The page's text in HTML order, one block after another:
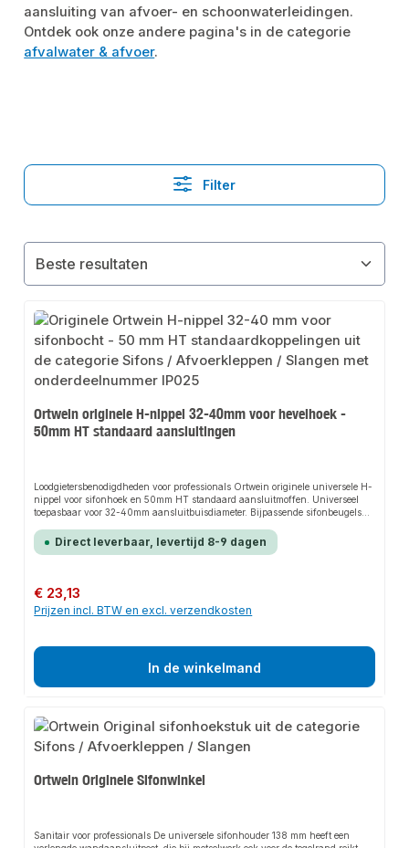
aansluiting van afvoer- en schoonwaterleidingen.
Ontdek ook onze andere pagina's in de categorie
afvalwater & afvoer.
Filter
Ortwein originele H-nippel 32-40mm voor hevelhoek -
50mm HT standaard aansluitingen
Loodgietersbenodigdheden voor professionals Ortwein originele universele H-
nippel voor sifonhoek en 50mm HT standaard aansluitmoffen. Universeel
toepasbaar voor 32-40mm aansluitbuisdiameter. Bijpassende sifonbeugels
Direct leverbaar, levertijd 8-9 dagen
Normale prijs:
€ 23,13
Prijzen incl. BTW en excl. verzendkosten
In de winkelmand
Ortwein Originele Sifonwinkel
Sanitair voor professionals De universele sifonhouder 138 mm heeft een